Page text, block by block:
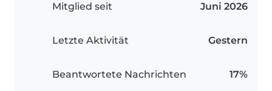
Mitglied seit Juni 2026
Letzte Aktivität Gestern
Beantwortete Nachrichten 17%